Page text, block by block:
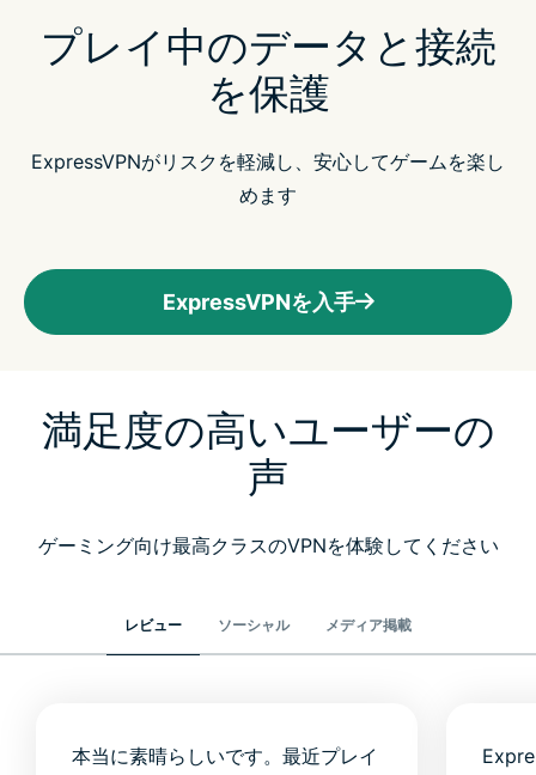
プレイ中のデータと接続
を保護
ExpressVPNがリスクを軽減し、安心してゲームを楽し
めます
ExpressVPNを入手
満足度の高いユーザーの
声
ゲーミング向け最高クラスのVPNを体験してください
レビュー ソーシャル メディア掲載
本当に素晴らしいです。最近プレイ